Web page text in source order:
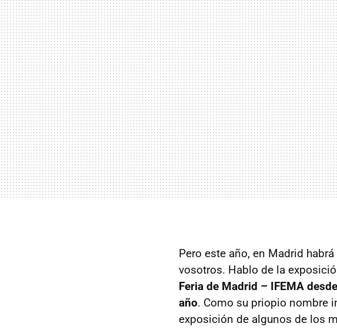
Pero este año, en Madrid
vosotros. Hablo de la
Feria de Madrid – IFEMA
año. Como su priopio nombre
exposición de algunos de los